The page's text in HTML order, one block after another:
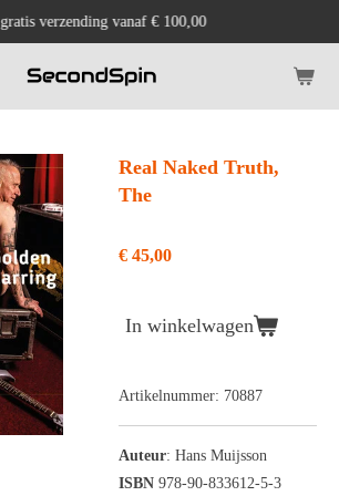
gratis verzending vanaf € 100,00
Real Naked Truth,
The
€ 45,00
In winkelwagen
Artikelnummer: 70887
Auteur: Hans Muijsson
ISBN 978-90-833612-5-3